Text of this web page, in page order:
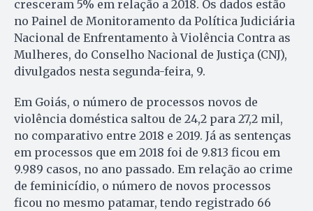
cresceram 5% em relação a 2018. Os dados estão
no Painel de Monitoramento da Política Judiciária
Nacional de Enfrentamento à Violência Contra as
Mulheres, do Conselho Nacional de Justiça (CNJ),
divulgados nesta segunda-feira, 9.
Em Goiás, o número de processos novos de
violência doméstica saltou de 24,2 para 27,2 mil,
no comparativo entre 2018 e 2019. Já as sentenças
em processos que em 2018 foi de 9.813 ficou em
9.989 casos, no ano passado. Em relação ao crime
de feminicídio, o número de novos processos
ficou no mesmo patamar, tendo registrado 66